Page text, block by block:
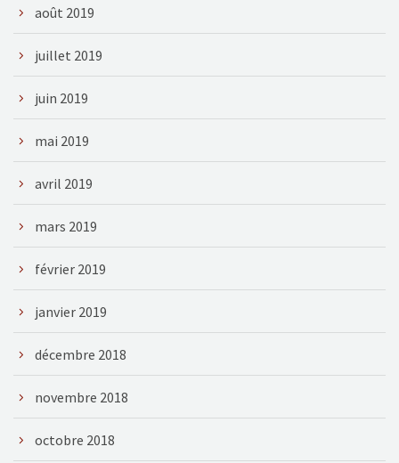
août 2019
juillet 2019
juin 2019
mai 2019
avril 2019
mars 2019
février 2019
janvier 2019
décembre 2018
novembre 2018
octobre 2018